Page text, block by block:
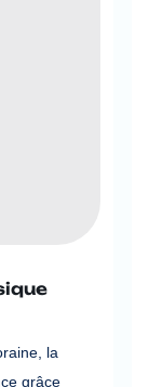
la
grâce